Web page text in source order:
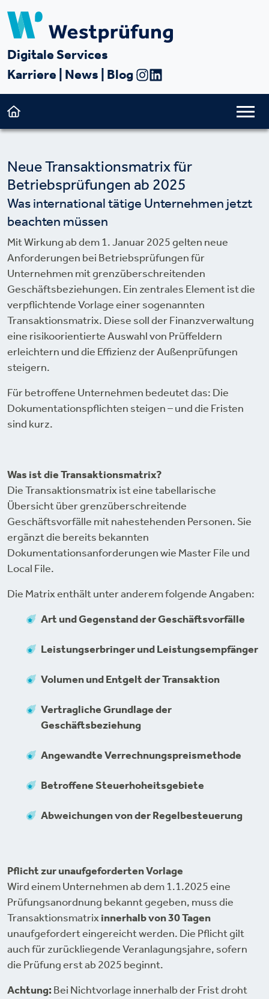
Digitale Services
Karriere News Blog
Neue Transaktionsmatrix für
Betriebsprüfungen ab 2025
Was international tätige Unternehmen jetzt
beachten müssen
Mit Wirkung ab dem 1. Januar 2025 gelten neue
Anforderungen bei Betriebsprüfungen für
Unternehmen mit grenzüberschreitenden
Geschäftsbeziehungen. Ein zentrales Element ist die
verpflichtende Vorlage einer sogenannten
Transaktionsmatrix. Diese soll der Finanzverwaltung
eine risikoorientierte Auswahl von Prüffeldern
erleichtern und die Effizienz der Außenprüfungen
steigern.
Für betroffene Unternehmen bedeutet das: Die
Dokumentationspflichten steigen – und die Fristen
sind kurz.
Was ist die Transaktionsmatrix?
Die Transaktionsmatrix ist eine tabellarische
Übersicht über grenzüberschreitende
Geschäftsvorfälle mit nahestehenden Personen. Sie
ergänzt die bereits bekannten
Dokumentationsanforderungen wie Master File und
Local File.
Die Matrix enthält unter anderem folgende Angaben:
Art und Gegenstand der Geschäftsvorfälle
Leistungserbringer und Leistungsempfänger
Volumen und Entgelt der Transaktion
Vertragliche Grundlage der
Geschäftsbeziehung
Angewandte Verrechnungspreismethode
Betroffene Steuerhoheitsgebiete
Abweichungen von der Regelbesteuerung
Pflicht zur unaufgeforderten Vorlage
Wird einem Unternehmen ab dem 1.1.2025 eine
Prüfungsanordnung bekannt gegeben, muss die
Transaktionsmatrixinnerhalb von 30 Tagen
unaufgefordert eingereicht werden. Die Pflicht gilt
auch für zurückliegende Veranlagungsjahre, sofern
die Prüfung erst ab 2025 beginnt.
Achtung: Bei Nichtvorlage innerhalb der Frist droht